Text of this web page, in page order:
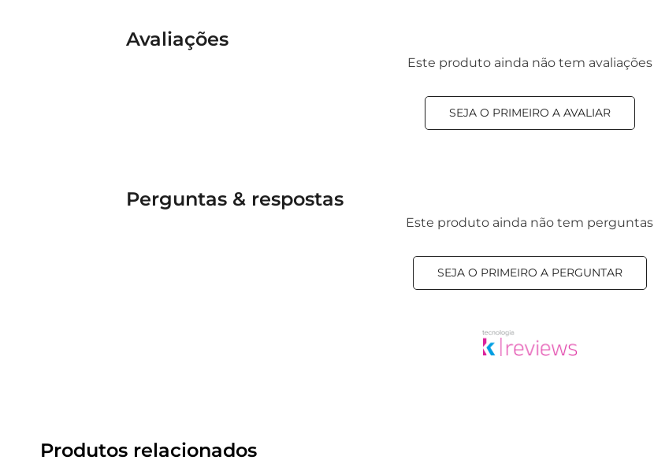
Avaliações
Este produto ainda não tem avaliações
SEJA O PRIMEIRO A AVALIAR
Perguntas & respostas
Este produto ainda não tem perguntas
SEJA O PRIMEIRO A PERGUNTAR
Produtos relacionados